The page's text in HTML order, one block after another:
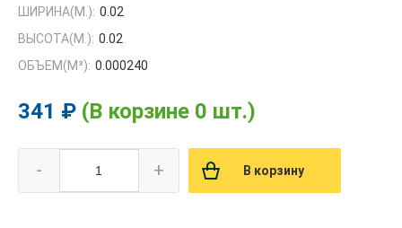
ШИРИНА(М.): 0.02
ВЫСОТА(М.): 0.02
ОБЪЕМ(M³): 0.000240
341 ₽ (В корзине 0 шт.)
- + В корзину